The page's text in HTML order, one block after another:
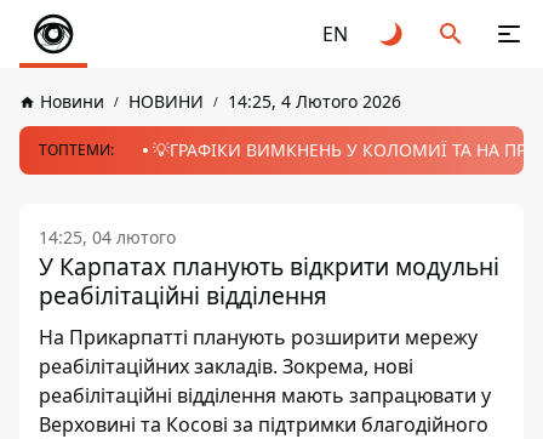
EN
Новини НОВИНИ 14:25, 4 Лютого 2026
ТОПТЕМИ: 💡ГРАФІКИ ВИМКНЕНЬ У КОЛОМИЇ ТА НА
14:25, 04 лютого
У Карпатах планують відкрити модульні
реабілітаційні відділення
На Прикарпатті планують розширити мережу
реабілітаційних закладів. Зокрема, нові
реабілітаційні відділення мають запрацювати у
Верховині та Косові за підтримки благодійного